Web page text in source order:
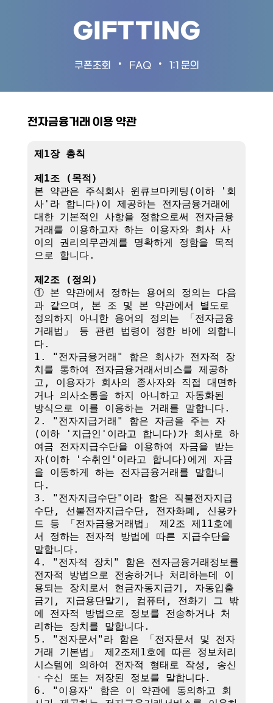
GIFTTING
쿠폰조회 • FAQ • 1:1 문의
전자금융거래 이용 약관
제1장 총칙
제1조 (목적)
본 약관은 주식회사 윈큐브마케팅(이하 '회
사'라 합니다)이 제공하는 전자금융거래에
대한 기본적인 사항을 정함으로써 전자금융
거래를 이용하고자 하는 이용자와 회사 사
이의 권리의무관계를 명확하게 정함을 목적
으로 합니다.
제2조 (정의)
① 본 약관에서 정하는 용어의 정의는 다음
과 같으며, 본 조 및 본 약관에서 별도로
정의하지 아니한 용어의 정의는 「전자금융
거래법」 등 관련 법령이 정한 바에 의합니
다.
1. "전자금융거래" 함은 회사가 전자적 장
치를 통하여 전자금융거래서비스를 제공하
고, 이용자가 회사의 종사자와 직접 대면하
거나 의사소통을 하지 아니하고 자동화된
방식으로 이를 이용하는 거래를 말합니다.
2. "전자지급거래" 함은 자금을 주는 자
(이하 '지급인'이라고 합니다)가 회사로 하
여금 전자지급수단을 이용하여 자금을 받는
자(이하 '수취인'이라고 합니다)에게 자금
을 이동하게 하는 전자금융거래를 말합니
다.
3. "전자지급수단"이라 함은 직불전자지급
수단, 선불전자지급수단, 전자화폐, 신용카
드 등 「전자금융거래법」 제2조 제11호에
서 정하는 전자적 방법에 따른 지급수단을
말합니다.
4. "전자적 장치" 함은 전자금융거래정보를
전자적 방법으로 전송하거나 처리하는데 이
용되는 장치로서 현금자동지급기, 자동입출
금기, 지급용단말기, 컴퓨터, 전화기 그 밖
에 전자적 방법으로 정보를 전송하거나 처
리하는 장치를 말합니다.
5. "전자문서"라 함은 「전자문서 및 전자
거래 기본법」 제2조제1호에 따른 정보처리
시스템에 의하여 전자적 형태로 작성, 송신
ㆍ수신 또는 저장된 정보를 말합니다.
6. "이용자" 함은 이 약관에 동의하고 회